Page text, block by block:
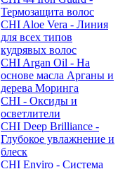
Термозащита волос
CHI Aloe Vera - Линия
для всех типов
кудрявых волос
CHI Argan Oil - На
основе масла Арганы и
дерева Моринга
CHI - Оксиды и
осветлители
CHI Deep Brilliance -
Глубокое увлажнение и
блеск
CHI Enviro - Система